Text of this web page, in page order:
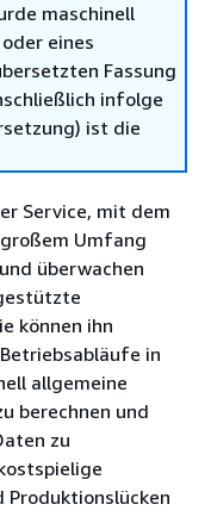
maschinell
eines
Fassung
infolge
ist die
Service, mit dem
Umfang
überwachen
können ihn
in
allgemeine
berechnen und
zu
Produktionslücken